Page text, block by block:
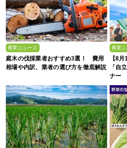
農業ニュース
庭木の伐採業者おすすめ3選！ 費用
相場や内訳、業者の選び方を徹底解説
農業ニ
【8
「自
ナー